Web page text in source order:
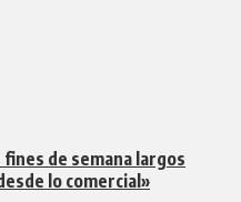
de semana largos
lo comercial»